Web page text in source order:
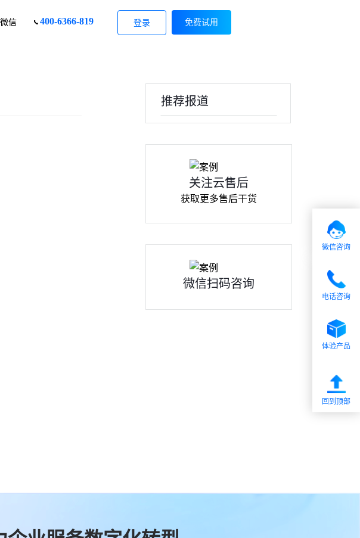
信 400-6366-819 登录 免费试用
推荐报道
关注云售后
获取更多售后干货
微信扫码咨询
微信咨询
电话咨询
体验产品
回到顶部